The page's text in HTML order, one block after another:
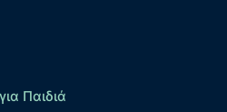
Παιδιά